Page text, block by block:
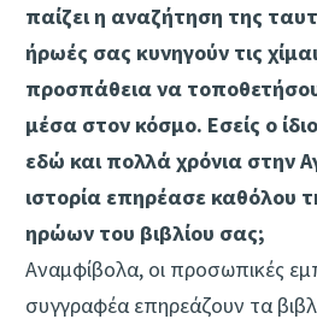
παίζει η αναζήτηση της
ήρωές σας κυνηγούν τις
προσπάθεια να
μέσα στον κόσμο. Εσείς ο
εδώ και πολλά χρόνια στην
ιστορία επηρέασε καθόλου
ηρώων του βιβλίου σας;
Αναμφίβολα, οι προσωπικές
συγγραφέα επηρεάζουν τα